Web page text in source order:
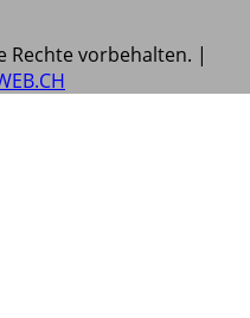
Rechte vorbehalten. |